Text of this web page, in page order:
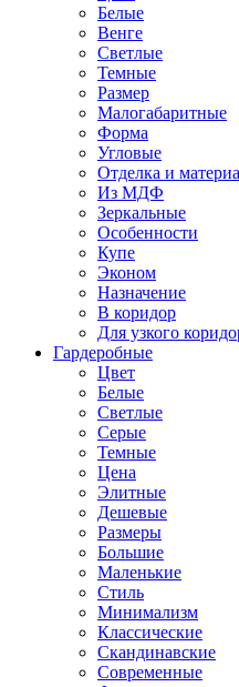
Белые
Венге
Светлые
Темные
Размер
Малогабаритные
Форма
Угловые
Отделка и
Из МДФ
Зеркальные
Особенности
Купе
Эконом
Назначение
В коридор
Для узкого
Гардеробные
Цвет
Белые
Светлые
Серые
Темные
Цена
Элитные
Дешевые
Размеры
Большие
Маленькие
Стиль
Минимализм
Классические
Скандинавские
Современные